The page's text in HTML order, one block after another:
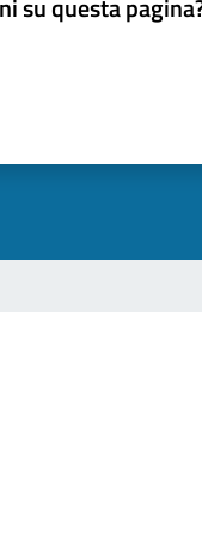
su questa